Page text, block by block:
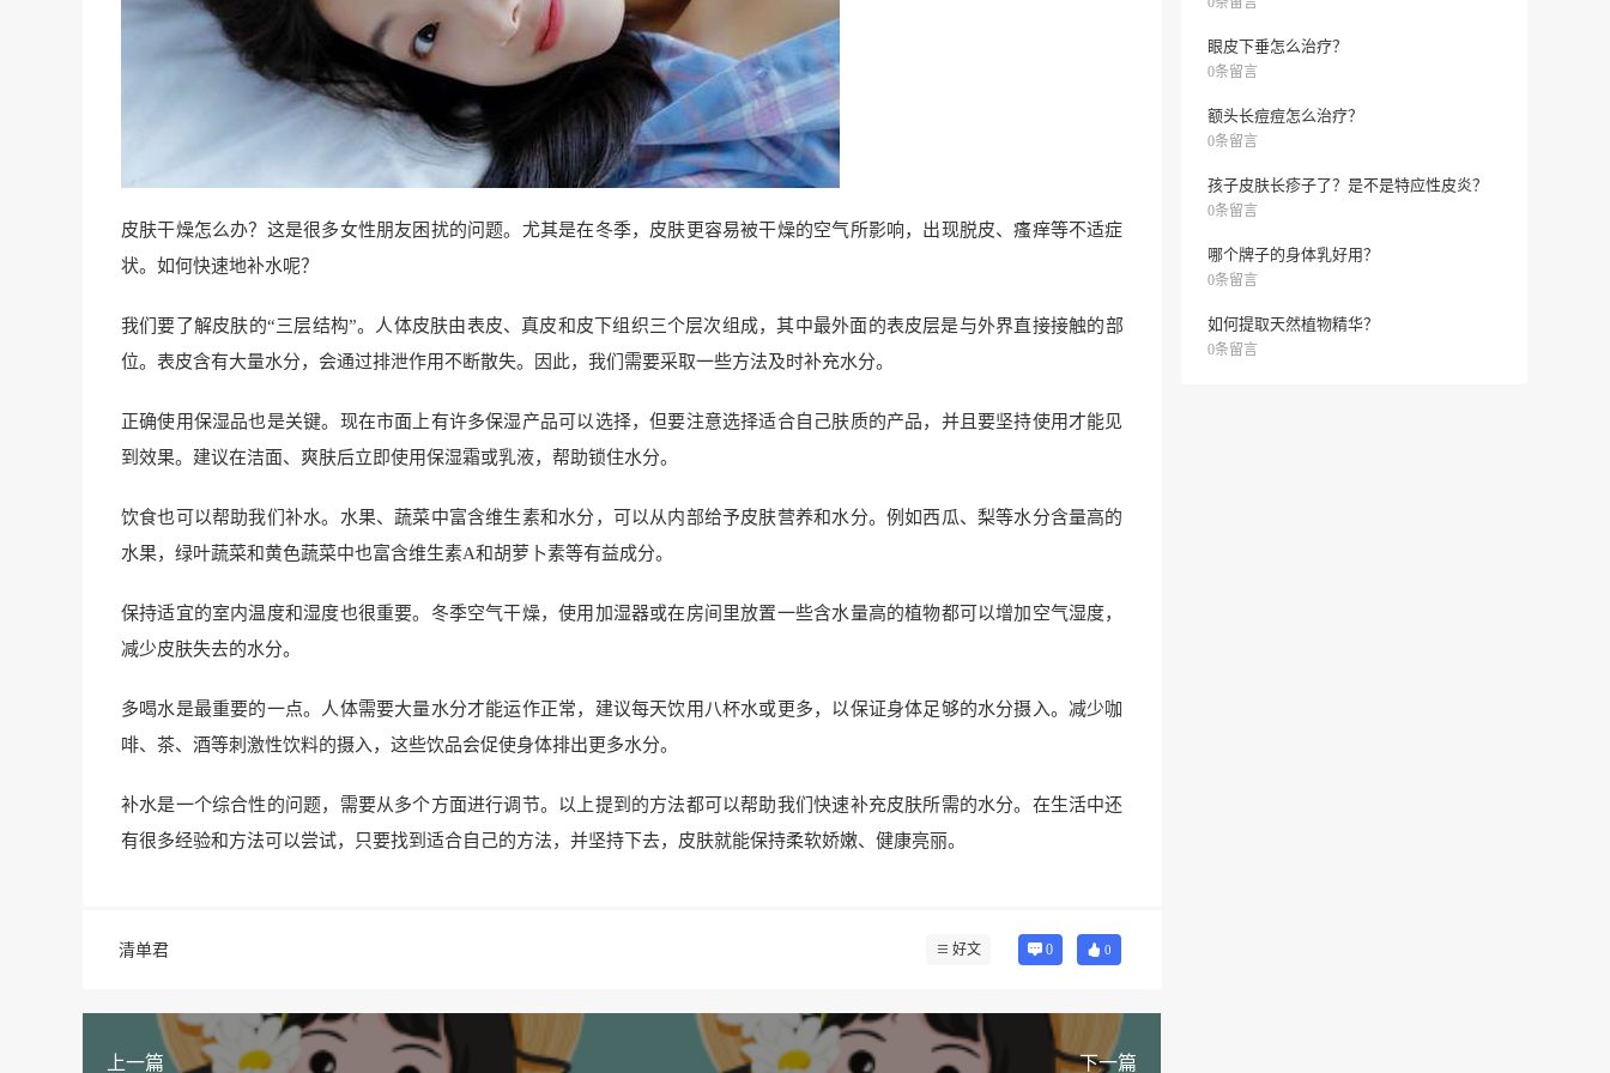
皮肤干燥怎么办？这是很多女性朋友困扰的问题。尤其是在冬季，皮肤更容易被干燥的空气所影响，出现脱皮、瘙痒等不适症
状。如何快速地补水呢？
我们要了解皮肤的“三层结构”。人体皮肤由表皮、真皮和皮下组织三个层次组成，其中最外面的表皮层是与外界直接接触的部
位。表皮含有大量水分，会通过排泄作用不断散失。因此，我们需要采取一些方法及时补充水分。
正确使用保湿品也是关键。现在市面上有许多保湿产品可以选择，但要注意选择适合自己肤质的产品，并且要坚持使用才能见
到效果。建议在洁面、爽肤后立即使用保湿霜或乳液，帮助锁住水分。
饮食也可以帮助我们补水。水果、蔬菜中富含维生素和水分，可以从内部给予皮肤营养和水分。例如西瓜、梨等水分含量高的
水果，绿叶蔬菜和黄色蔬菜中也富含维生素A和胡萝卜素等有益成分。
保持适宜的室内温度和湿度也很重要。冬季空气干燥，使用加湿器或在房间里放置一些含水量高的植物都可以增加空气湿度，
减少皮肤失去的水分。
多喝水是最重要的一点。人体需要大量水分才能运作正常，建议每天饮用八杯水或更多，以保证身体足够的水分摄入。减少咖
啡、茶、酒等刺激性饮料的摄入，这些饮品会促使身体排出更多水分。
补水是一个综合性的问题，需要从多个方面进行调节。以上提到的方法都可以帮助我们快速补充皮肤所需的水分。在生活中还
有很多经验和方法可以尝试，只要找到适合自己的方法，并坚持下去，皮肤就能保持柔软娇嫩、健康亮丽。
清单君 好文 0 0
上一篇 下一篇
眼皮下垂怎么治疗？
0条留言
额头长痘痘怎么治疗？
0条留言
孩子皮肤长疹子了？是不是特应性皮炎？
0条留言
哪个牌子的身体乳好用？
0条留言
如何提取天然植物精华？
0条留言